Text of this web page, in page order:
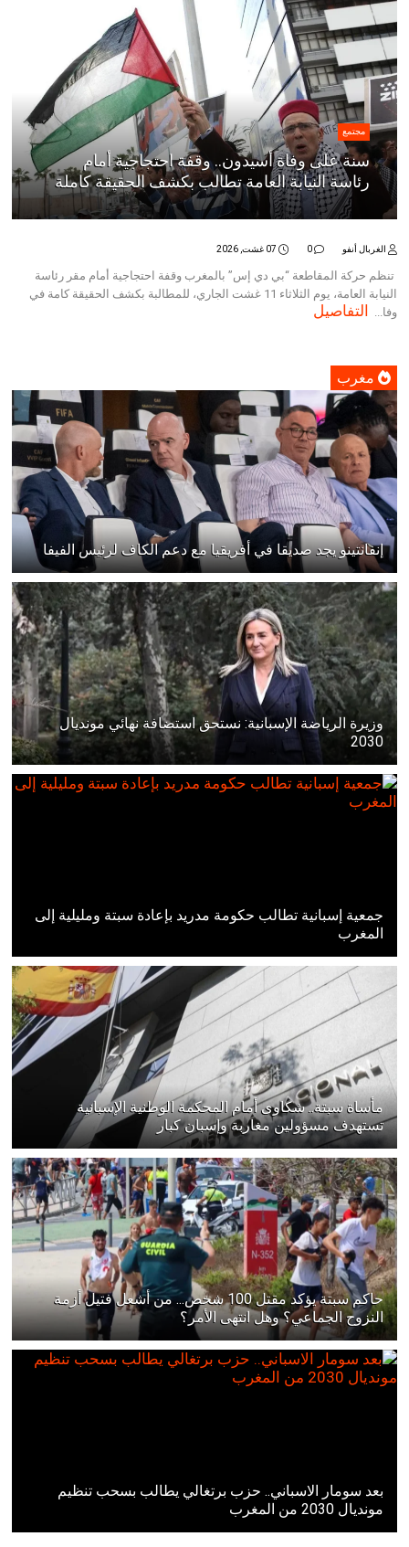
مجتمع
سنة على وفاة أسيدون.. وقفة احتجاجية أمام
رئاسة النيابة العامة تطالب بكشف الحقيقة كاملة
الغربال أنفو 0 07 غشت, 2026
تنظم حركة المقاطعة “بي دي إس” بالمغرب وقفة احتجاجية أمام مقر رئاسة
النيابة العامة، يوم الثلاثاء 11 غشت الجاري، للمطالبة بكشف الحقيقة كامة في
وفا...
التفاصيل
مغرب
إنفانتينو يجد صديقا في أفريقيا مع دعم الكاف لرئيس الفيفا
وزيرة الرياضة الإسبانية: نستحق استضافة نهائي مونديال
2030
جمعية إسبانية تطالب حكومة مدريد بإعادة سبتة ومليلية إلى
المغرب
مأساة سبتة.. شكاوى أمام المحكمة الوطنية الإسبانية
تستهدف مسؤولين مغاربة وإسبان كبار
حاكم سبتة يؤكد مقتل 100 شخص... من أشعل فتيل أزمة
النزوح الجماعي؟ وهل انتهى الأمر؟
بعد سومار الاسباني.. حزب برتغالي يطالب بسحب تنظيم
مونديال 2030 من المغرب